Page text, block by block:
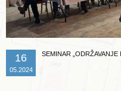
16
05.2024
SEMINAR „ODRŽAVANJE